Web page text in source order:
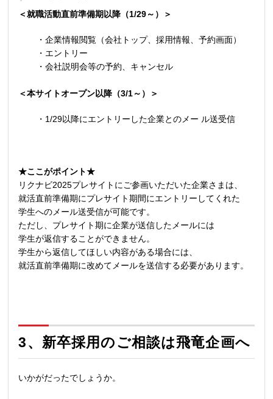
＜就職活動直前準備期以降（1/29～）＞
・企業情報閲覧（会社トップ、採用情報、予約画面）
・エントリー
・会社説明会等の予約、キャンセル
＜本サイトオープン以降（3/1～）＞
・1/29以降にエントリーした企業とのメー ル送受信
★ここがポイント★
リクナビ2025プレサイトにご参画いただいた企業さまは、
就活直前準備期にプレサイト期間にエントリーしてくれた
学生へのメール送受信が可能です。
ただし、プレサイト期に企業が送信したメールには
学生が返信することができません。
学生から返信してほしい内容がある場合には、
就活直前準備期に改めてメールを送信する必要があります。
3、 新卒採用のご相談は飛竜企画へ
いかがだったでしょうか。